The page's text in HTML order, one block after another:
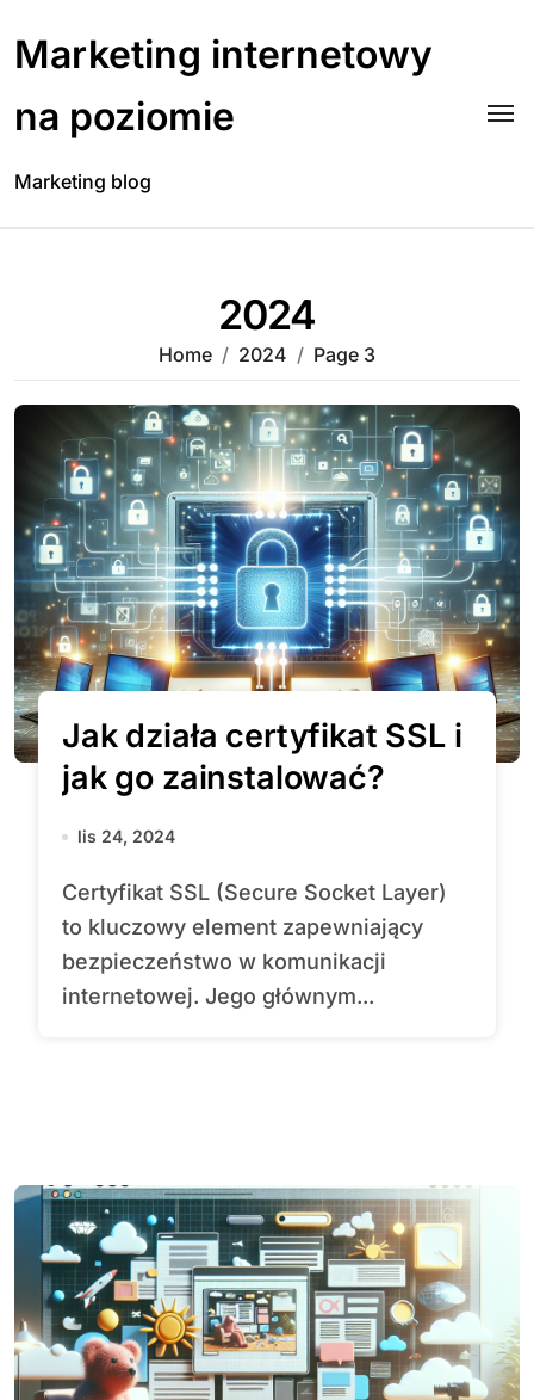
content
Marketing internetowy
na poziomie
Marketing blog
2024
Home 2024 Page 3
Jak działa certyfikat SSL i
jak go zainstalować?
lis 24, 2024
Certyfikat SSL (Secure Socket Layer)
to kluczowy element zapewniający
bezpieczeństwo w komunikacji
internetowej. Jego głównym...